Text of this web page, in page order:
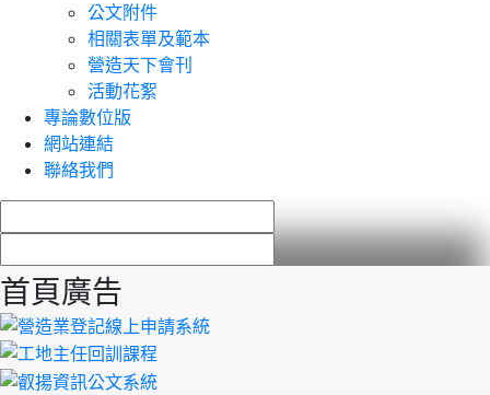
公文附件
相關表單及範本
營造天下會刊
活動花絮
專論數位版
網站連結
聯絡我們
首頁廣告